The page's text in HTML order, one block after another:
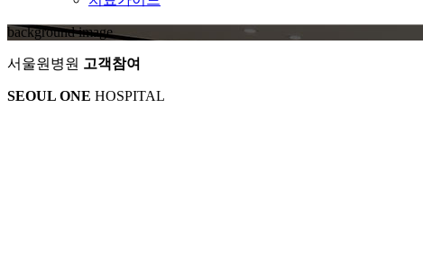
background image
서울원병원 고객참여
SEOUL ONE HOSPITAL